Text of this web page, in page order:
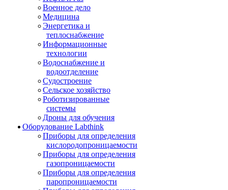
Военное дело
Медицина
Энергетика и
теплоснабжение
Информационные
технологии
Водоснабжение и
водоотделение
Судостроение
Сельское хозяйство
Роботизированные
системы
Дроны для обучения
Оборудование Labthink
Приборы для определения
кислородопроницаемости
Приборы для определения
газопроницаемости
Приборы для определения
паропроницаемости